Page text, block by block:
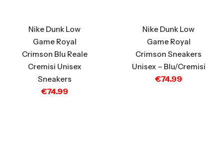
Nike Dunk Low
Game Royal
Crimson Blu Reale
Cremisi Unisex
Sneakers
€74.99
Nike Dunk Low
Game Royal
Crimson Sneakers
Unisex – Blu/Cremisi
€74.99